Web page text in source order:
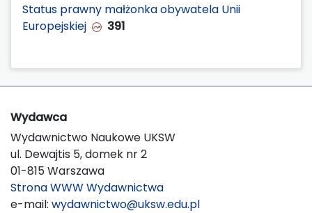
Status prawny małżonka obywatela Unii
Europejskiej
391
Wydawca
Wydawnictwo Naukowe UKSW
ul. Dewajtis 5, domek nr 2
01-815 Warszawa
Strona WWW Wydawnictwa
e-mail: wydawnictwo@uksw.edu.pl